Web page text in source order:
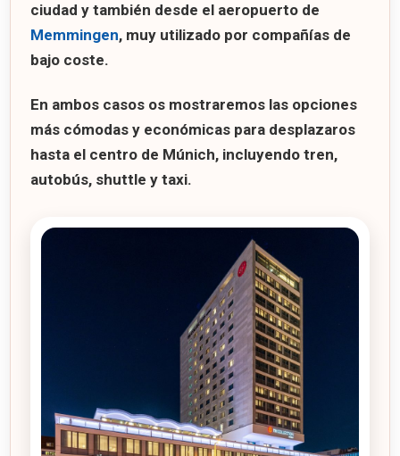
ciudad y también desde el aeropuerto de
Memmingen, muy utilizado por compañías de
bajo coste.
En ambos casos os mostraremos las opciones
más cómodas y económicas para desplazaros
hasta el centro de Múnich, incluyendo tren,
autobús, shuttle y taxi.